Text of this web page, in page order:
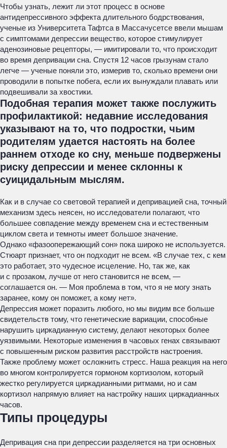
Чтобы узнать, лежит ли этот процесс в основе
антидепрессивного эффекта длительного бодрствования,
ученые из Университета Тафтса в Массачусетсе ввели мышам
с симптомами депрессии вещество, которое стимулирует
аденозиновые рецепторы, — имитировали то, что происходит
во время депривации сна. Спустя 12 часов грызунам стало
легче — ученые поняли это, измерив то, сколько времени они
проводили в попытке побега, если их вынуждали плавать или
подвешивали за хвостики.
Подобная терапия может также послужить
профилактикой: недавние исследования
указывают на то, что подростки, чьим
родителям удается настоять на более
раннем отходе ко сну, меньше подвержены
риску депрессии и менее склонны к
суицидальным мыслям.
Как и в случае со световой терапией и депривацией сна, точный
механизм здесь неясен, но исследователи полагают, что
большее совпадение между временем сна и естественным
циклом света и темноты имеет большое значение.
Однако «фазоопережающий сон» пока широко не используется.
Стюарт признает, что он подходит не всем. «В случае тех, с кем
это работает, это чудесное исцеление. Но, так же, как
и с прозаком, лучше от него становится не всем, —
соглашается он. — Моя проблема в том, что я не могу знать
заранее, кому он поможет, а кому нет».
Депрессия может поразить любого, но мы видим все больше
свидетельств тому, что генетические вариации, способные
нарушить циркадианную систему, делают некоторых более
уязвимыми. Некоторые изменения в часовых генах связывают
с повышенным риском развития расстройств настроения.
Также проблему может осложнить стресс. Наша реакция на него
во многом контролируется гормоном кортизолом, который
жестко регулируется циркадианными ритмами, но и сам
кортизол напрямую влияет на настройку наших циркадианных
часов.
Типы процедуры
Депривация сна при депрессии разделяется на три основных